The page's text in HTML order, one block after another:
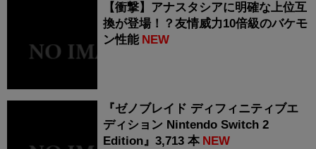
【衝撃】アナスタシアに明確な上位互
換が登場！？友情威力10倍級のバケモ
ン性能 NEW
『ゼノブレイド ディフィニティブエ
ディション Nintendo Switch 2
Edition』3,713 本 NEW